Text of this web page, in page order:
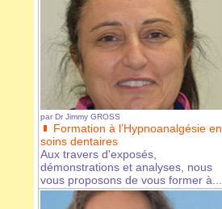
par Dr Jimmy GROSS
Formation à l’Hypnoanalgésie en
soins dentaires
Aux travers d'exposés,
démonstrations et analyses, nous
vous proposons de vous former à...